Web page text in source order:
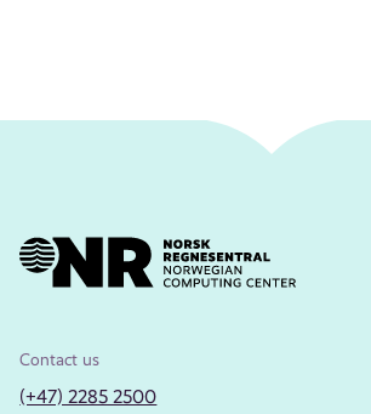
Contact us
(+47) 2285 2500